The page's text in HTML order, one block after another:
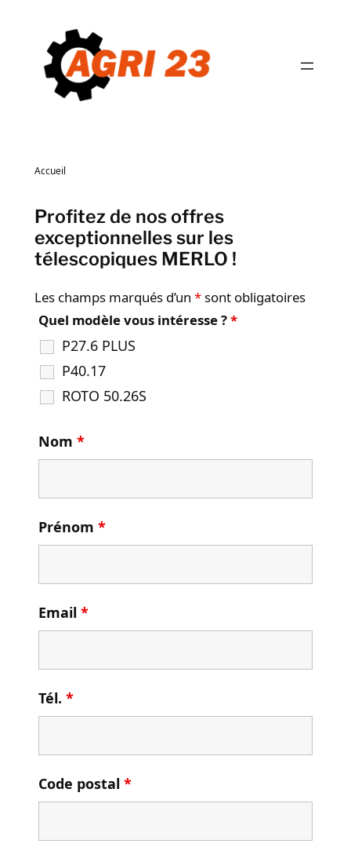
contenu
Accueil
Profitez de nos offres
exceptionnelles sur les
télescopiques MERLO !
Les champs marqués d’un *sont obligatoires
Quel modèle vous intéresse ?*
P27.6 PLUS
P40.17
ROTO 50.26S
Nom *
Prénom *
Email *
Tél. *
Code postal *